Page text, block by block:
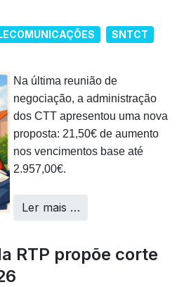
SNTCT
Na última reunião de
negociação, a administração
dos CTT apresentou uma nova
proposta: 21,50€ de aumento
nos vencimentos base até
2.957,00€.
Ler mais …
RTP propõe corte